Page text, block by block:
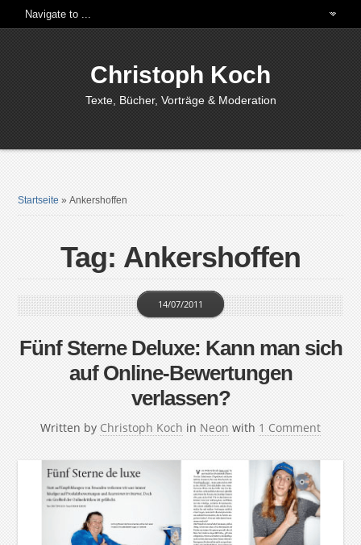
Christoph Koch
Texte, Bücher, Vorträge & Moderation
Startseite »Ankershoffen
Tag: Ankershoffen
Fünf Sterne Deluxe: Kann man sich
auf Online-Bewertungen
verlassen?
Written by Christoph Koch
14/07/2011
in Neon with 1 Comment